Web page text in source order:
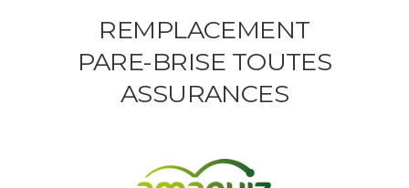
REMPLACEMENT
PARE-BRISE TOUTES
ASSURANCES